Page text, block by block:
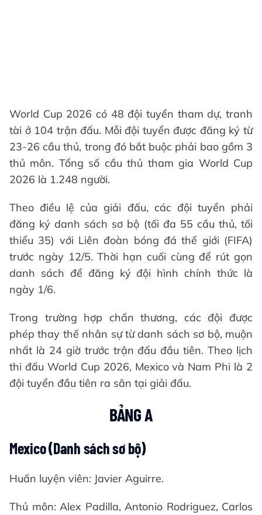
World Cup 2026 có 48 đội tuyển tham dự, tranh
tài ở 104 trận đấu. Mỗi đội tuyển được đăng ký từ
23-26 cầu thủ, trong đó bắt buộc phải bao gồm 3
thủ môn. Tổng số cầu thủ tham gia World Cup
2026 là 1.248 người.
Theo điều lệ của giải đấu, các đội tuyển phải
đăng ký danh sách sơ bộ (tối đa 55 cầu thủ, tối
thiểu 35) với Liên đoàn bóng đá thế giới (FIFA)
trước ngày 12/5. Thời hạn cuối cùng để rút gọn
danh sách để đăng ký đội hình chính thức là
ngày 1/6.
Trong trường hợp chấn thương, các đội được
phép thay thế nhân sự từ danh sách sơ bộ, muộn
nhất là 24 giờ trước trận đấu đầu tiên. Theo lịch
thi đấu World Cup 2026, Mexico và Nam Phi là 2
đội tuyển đầu tiên ra sân tại giải đấu.
BẢNG A
Mexico(Danh sách sơ bộ)
Huấn luyện viên: Javier Aguirre.
Thủ môn: Alex Padilla, Antonio Rodriguez, Carlos